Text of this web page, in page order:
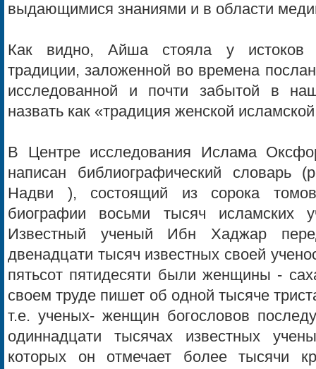
выдающимися знаниями и в области
Как видно, Айша стояла у истоков
традиции, заложенной во времена
исследованной и почти забытой в
назвать как «традиция женской
В Центре исследования Ислама
написан библиографический словарь
Надви ), состоящий из сорока
биографии восьми тысяч исламских
Известный ученый Ибн Хаджар
двенадцати тысяч известных своей
пятьсот пятидесяти были женщины -
своем труде пишет об одной тысяче
т.е. ученых- женщин богословов
одиннадцати тысячах известных
которых он отмечает более тысячи